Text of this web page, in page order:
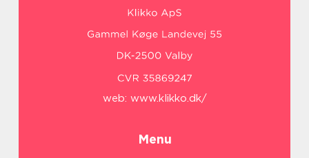
web: www.klikko.dk/
Menu